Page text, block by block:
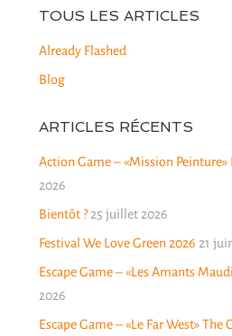
TOUS LES ARTICLES
Already Flashed
Blog
ARTICLES RÉCENTS
Action Game – «Mission Peinture»
2026
Bientôt ? 25 juillet 2026
Festival We Love Green 2026 21
Escape Game – «Les Amants
2026
Escape Game – «Le Far West» The